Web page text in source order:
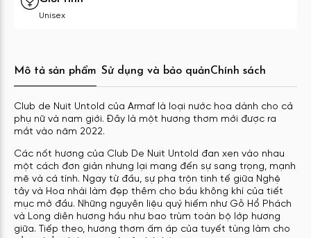
Unisex
Mô tả sản phẩm Sử dụng và bảo quảnChính sách
Club de Nuit Untold của Armaf là loại nước hoa dành cho cả
phụ nữ và nam giới. Đây là một hương thơm mới được ra
mắt vào năm 2022.
Các nốt hương của Club De Nuit Untold đan xen vào nhau
một cách đơn giản nhưng lại mang đến sự sang trọng, mạnh
mẽ và cá tính. Ngay từ đầu, sự pha trộn tinh tế giữa Nghệ
tây và Hoa nhài làm đẹp thêm cho bầu không khí của tiết
mục mở đầu. Những nguyên liệu quý hiếm như Gỗ Hổ Phách
và Long diên hương hầu như bao trùm toàn bộ lớp hương
giữa. Tiếp theo, hương thơm ấm áp của tuyết tùng làm cho